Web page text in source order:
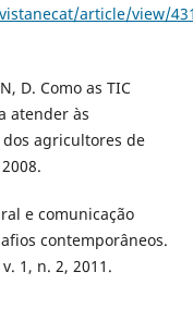
article/view/
D. Como as TIC
atender às
agricultores de
e comunicação
contemporâneos.
1, n. 2, 2011.